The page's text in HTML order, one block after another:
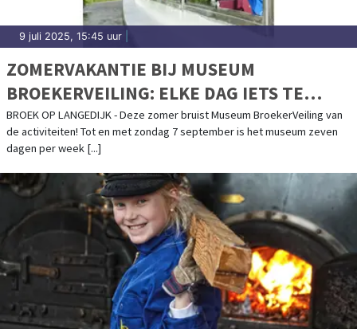
9 juli 2025, 15:45 uur
ZOMERVAKANTIE BIJ MUSEUM
BROEKERVEILING: ELKE DAG IETS TE
BELEVEN!
BROEK OP LANGEDIJK - Deze zomer bruist Museum BroekerVeiling van
de activiteiten! Tot en met zondag 7 september is het museum zeven
dagen per week [...]